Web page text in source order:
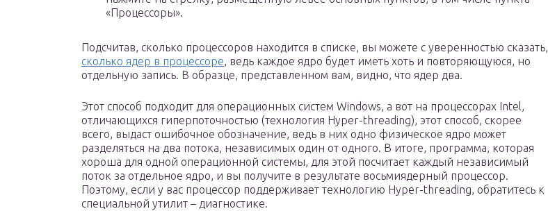
«Процессоры».
Подсчитав, сколько процессоров находится в списке, вы можете с уверенностью сказать,
сколько ядер в процессоре, ведь каждое ядро будет иметь хоть и повторяющуюся, но
отдельную запись. В образце, представленном вам, видно, что ядер два.
Этот способ подходит для операционных систем Windows, а вот на процессорах Intel,
отличающихся гиперпоточностью (технология Hyper-threading), этот способ, скорее
всего, выдаст ошибочное обозначение, ведь в них одно физическое ядро может
разделяться на два потока, независимых один от одного. В итоге, программа, которая
хороша для одной операционной системы, для этой посчитает каждый независимый
поток за отдельное ядро, и вы получите в результате восьмиядерный процессор.
Поэтому, если у вас процессор поддерживает технологию Hyper-threading, обратитесь к
специальной утилит – диагностике.